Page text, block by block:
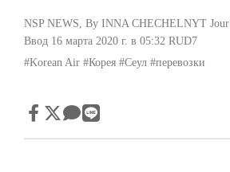
NSP NEWS, By INNA CHECHELNYT Jour
Ввод 16 марта 2020 г. в 05:32 RUD7
#Korean Air #Корея #Сеул #перевозки